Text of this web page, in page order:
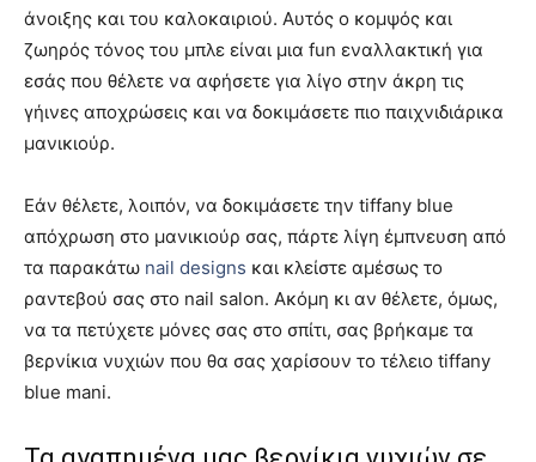
άνοιξης και του καλοκαιριού. Αυτός ο κομψός και
ζωηρός τόνος του μπλε είναι μια fun εναλλακτική για
εσάς που θέλετε να αφήσετε για λίγο στην άκρη τις
γήινες αποχρώσεις και να δοκιμάσετε πιο παιχνιδιάρικα
μανικιούρ.
Εάν θέλετε, λοιπόν, να δοκιμάσετε την tiffany blue
απόχρωση στο μανικιούρ σας, πάρτε λίγη έμπνευση από
τα παρακάτω nail designs και κλείστε αμέσως το
ραντεβού σας στο nail salon. Ακόμη κι αν θέλετε, όμως,
να τα πετύχετε μόνες σας στο σπίτι, σας βρήκαμε τα
βερνίκια νυχιών που θα σας χαρίσουν το τέλειο tiffany
blue mani.